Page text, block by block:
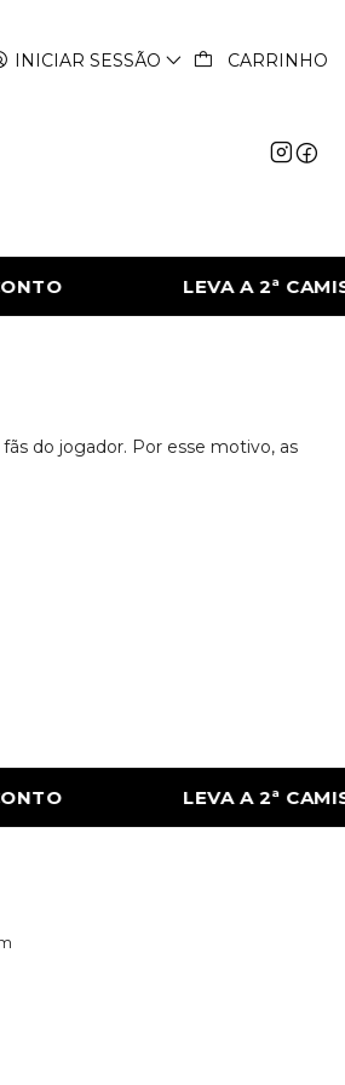
INICIAR SESSÃO CARRINHO
LEVA A 2ª
do jogador. Por esse motivo, as
LEVA A 2ª